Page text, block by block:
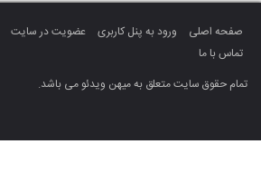
صفحه اصلی ورود به پنل کاربری عضویت در سایت
تماس با ما
تمام حقوق سایت متعلق به میهن ویدئو می باشد.